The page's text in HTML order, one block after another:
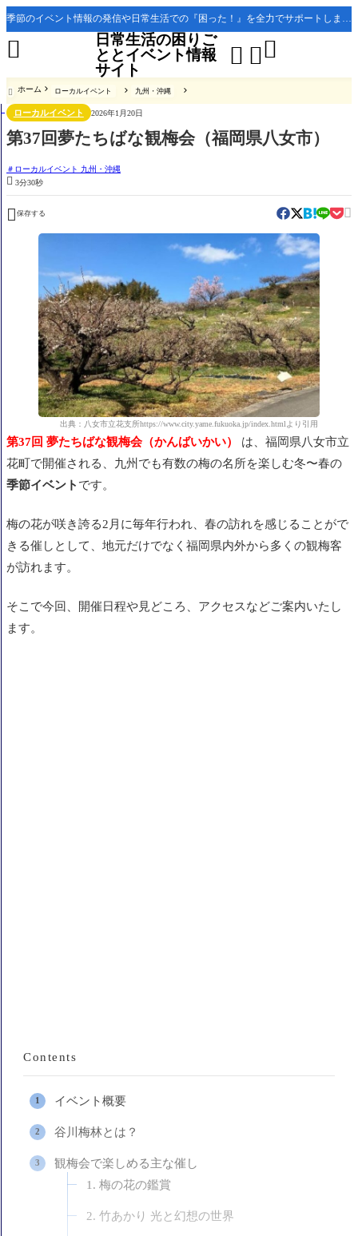
季節のイベント情報の発信や日常生活での『困った！』を全力でサポートします。
日常生活の困りご
ととイベント情報
サイト
 

 ホーム ローカルイベント 九州・沖縄
ローカルイベント 2026年1月20日
第37回夢たちばな観梅会（福岡県八女市）
ローカルイベント 九州・沖縄
 3分30秒
 保存する 
出典：八女市立花支所https://www.city.yame.fukuoka.jp/index.htmlより引用
第37回 夢たちばな観梅会（かんばいかい）
は、福岡県八女市立
花町で開催される、九州でも有数の梅の名所を楽しむ冬〜春の
季節イベント です。
梅の花が咲き誇る2月に毎年行われ、春の訪れを感じることがで
きる催しとして、地元だけでなく福岡県内外から多くの観梅客
が訪れます。
そこで今回、開催日程や見どころ、アクセスなどご案内いたし
ます。
Contents
イベント概要
谷川梅林とは？
観梅会で楽しめる主な催し
1. 梅の花の鑑賞
2. 竹あかり 光と幻想の世界